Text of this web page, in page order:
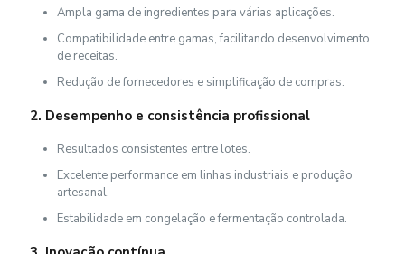
Ampla gama de ingredientes para várias aplicações.
Compatibilidade entre gamas, facilitando desenvolvimento
de receitas.
Redução de fornecedores e simplificação de compras.
2. Desempenho e consistência profissional
Resultados consistentes entre lotes.
Excelente performance em linhas industriais e produção
artesanal.
Estabilidade em congelação e fermentação controlada.